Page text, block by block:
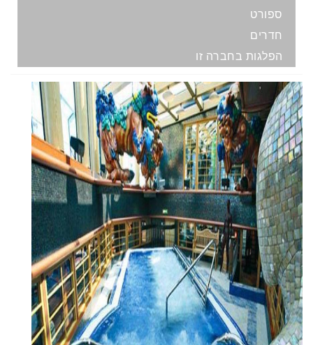
ספורט
חדרים
הפלגות בחברה זו